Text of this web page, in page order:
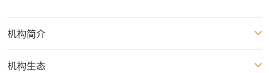
机构简介
机构生态